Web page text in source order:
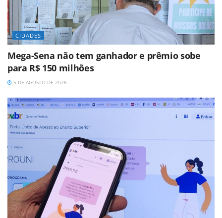
CIDADES
Mega-Sena não tem ganhador e prêmio sobe
para R$ 150 milhões
5 DE AGOSTO DE 2026